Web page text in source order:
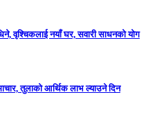
वृश्चिकलाई नयाँ घर, सवारी साधनकाे याेग
तुलाकाे आर्थिक लाभ ल्याउने दिन